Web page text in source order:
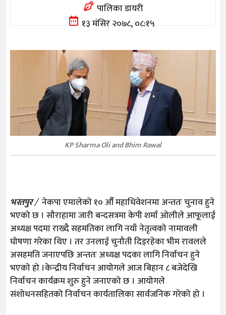
पालिका डायरी
१३ मंसिर २०७८, ०८:१५
KP Sharma Oli and Bhim Rawal
भरतपुर/नेकपा एमालेको १० औँ महाधिवेशनमा अन्ततः चुनाव हुने
भएको छ । सौराहामा जारी बन्दसत्रमा केपी शर्मा ओलीले आफूलाई
अध्यक्ष पदमा राख्दै सहमतिका लागि नयाँ नेतृत्वको नामावली
घोषणा गरेका थिए । तर उनलाई चुनौती दिइरहेका भीम रावलले
असहमति जनाएपछि अन्ततः अध्यक्ष पदका लागि निर्वाचन हुने
भएको हो ।केन्द्रीय निर्वाचन आयोगले आज बिहान ८ बजेदेखि
निर्वाचन कार्यक्रम शुरु हुने जनाएको छ । आयोगले
संशोधनसहितको निर्वाचन कार्यतालिका सार्वजनिक गरेको हो ।